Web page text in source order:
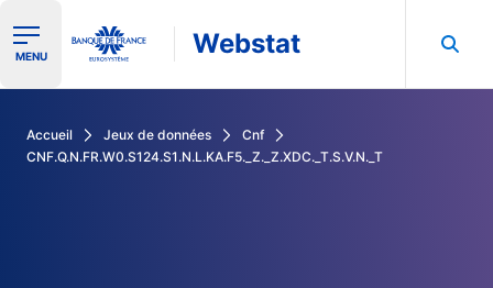
Ouvrir le menu de navigation
MENU Webstat
Accueil Jeux de données
Cnf
CNF.Q.N.FR.W0.S124.S1.N.L.KA.F5._Z._Z.XDC._T.S.V.N._T